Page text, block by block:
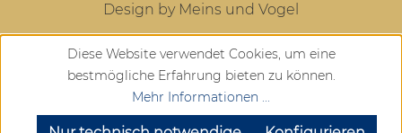
Design by Meins und Vogel
Diese Website verwendet Cookies, um eine
bestmögliche Erfahrung bieten zu können.
Mehr Informationen ...
SEHR GUT (4.72 / 5)
aus904Bewertungen bei: google.com, trustedshops.de, shopvote.de ⓘ